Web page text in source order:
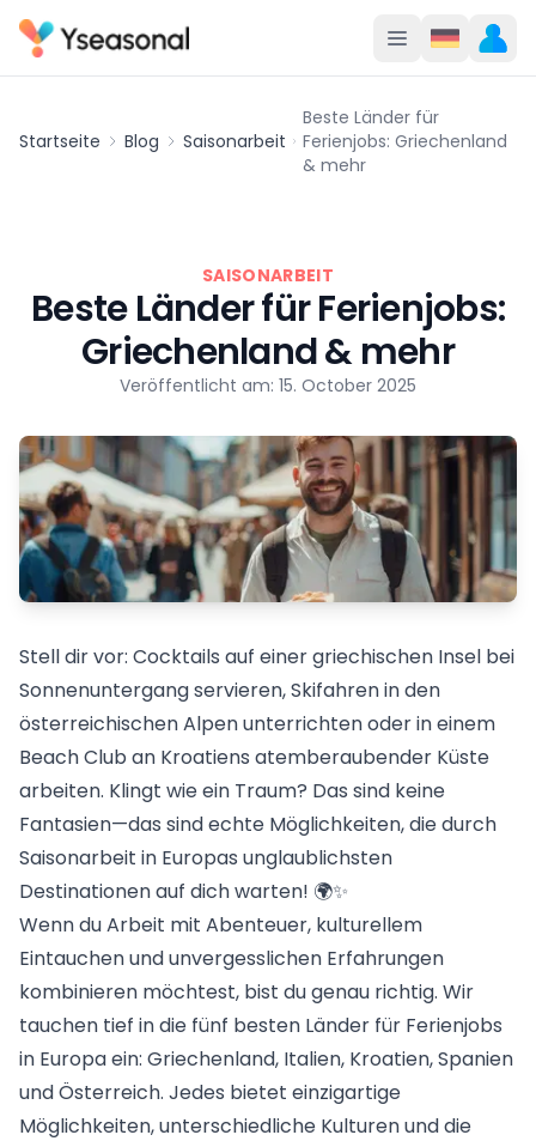
Startseite Blog Saisonarbeit
Beste Länder für
Ferienjobs: Griechenland
& mehr
SAISONARBEIT
Beste Länder für Ferienjobs:
Griechenland & mehr
Veröffentlicht am: 15. October 2025
Stell dir vor: Cocktails auf einer griechischen Insel bei
Sonnenuntergang servieren, Skifahren in den
österreichischen Alpen unterrichten oder in einem
Beach Club an Kroatiens atemberaubender Küste
arbeiten. Klingt wie ein Traum? Das sind keine
Fantasien—das sind echte Möglichkeiten, die durch
Saisonarbeit in Europas unglaublichsten
Destinationen auf dich warten! 🌍✨
Wenn du Arbeit mit Abenteuer, kulturellem
Eintauchen und unvergesslichen Erfahrungen
kombinieren möchtest, bist du genau richtig. Wir
tauchen tief in die fünf besten Länder für Ferienjobs
in Europa ein: Griechenland, Italien, Kroatien, Spanien
und Österreich. Jedes bietet einzigartige
Möglichkeiten, unterschiedliche Kulturen und die